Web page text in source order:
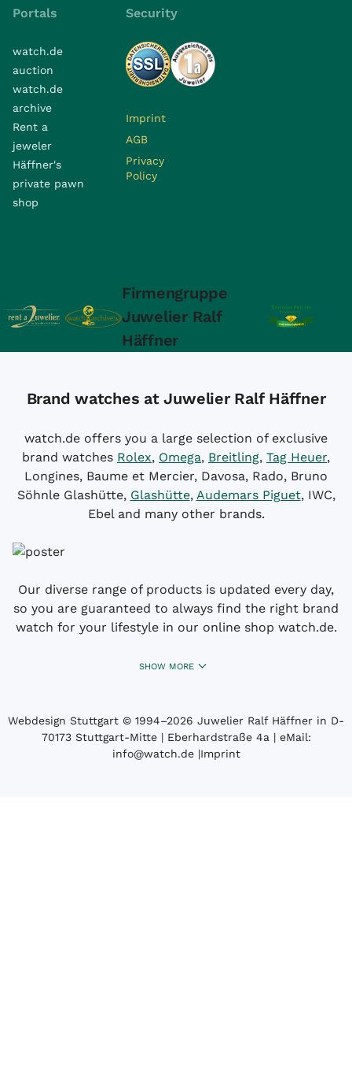
Portals
watch.de
auction
watch.de
archive
Rent a
jeweler
Häffner's
private pawn
shop
Security
Imprint
AGB
Privacy
Policy
Firmengruppe
Juwelier Ralf
Häffner
Brand watches at Juwelier Ralf Häffner
watch.de offers you a large selection of exclusive
brand watches Rolex, Omega, Breitling, Tag Heuer,
Longines, Baume et Mercier, Davosa, Rado, Bruno
Söhnle Glashütte, Glashütte, Audemars Piguet, IWC,
Ebel and many other brands.
Our diverse range of products is updated every day,
so you are guaranteed to always find the right brand
watch for your lifestyle in our online shop watch.de.
SHOW MORE
Webdesign Stuttgart © 1994­–2026 Juwelier Ralf Häffner in D-
70173 Stuttgart-Mitte | Eberhardstraße 4a | eMail:
info@watch.de|Imprint